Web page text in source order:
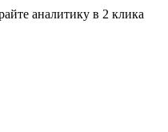
аналитику в 2 клика